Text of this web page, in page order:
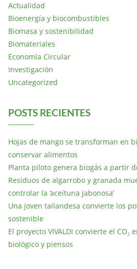
Actualidad
Bioenergía y biocombustibles
Biomasa y sostenibilidad
Biomateriales
Economía Circular
Investigación
Uncategorized
POSTS RECIENTES
Hojas de mango se transforman en
conservar alimentos
Planta piloto genera biogás a partir
Residuos de algarrobo y granada
controlar la ‘aceituna jabonosa’
Una joven tailandesa convierte los
sostenible
El proyecto VIVALDI convierte el CO₂
biológico y piensos